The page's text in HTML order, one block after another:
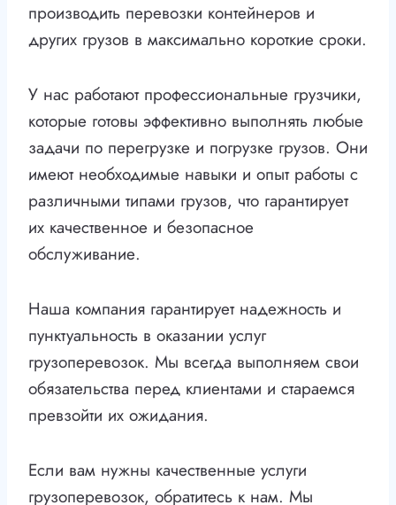
производить перевозки контейнеров и
других грузов в максимально короткие сроки.
У нас работают профессиональные грузчики,
которые готовы эффективно выполнять любые
задачи по перегрузке и погрузке грузов. Они
имеют необходимые навыки и опыт работы с
различными типами грузов, что гарантирует
их качественное и безопасное
обслуживание.
Наша компания гарантирует надежность и
пунктуальность в оказании услуг
грузоперевозок. Мы всегда выполняем свои
обязательства перед клиентами и стараемся
превзойти их ожидания.
Если вам нужны качественные услуги
грузоперевозок, обратитесь к нам. Мы